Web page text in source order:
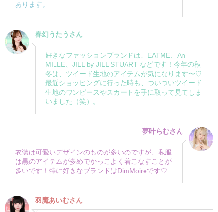
あります。
春幻うたうさん
好きなファッションブランドは、EATME、An
MILLE、JILL by JILL STUART などです！今年の秋
冬は、ツイード生地のアイテムが気になります〜♡
最近ショッピングに行った時も、ついついツイード
生地のワンピースやスカートを手に取って見てしま
いました（笑）。
夢叶らむさん
衣装は可愛いデザインのものが多いのですが、私服
は黒のアイテムが多めでかっこよく着こなすことが
多いです！特に好きなブランドはDimMoireです♡
羽魔あいむさん